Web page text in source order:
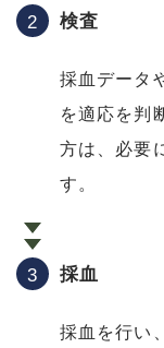
検査
採血データ
を適応を判
方は、必要
す。
採血
採血を行い